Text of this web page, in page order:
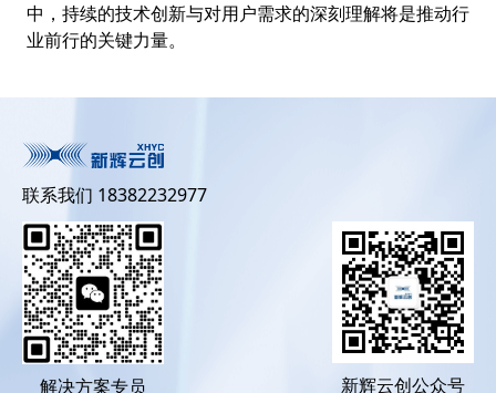
中，持续的技术创新与对用户需求的深刻理解将是推动行
业前行的关键力量。
联系我们 18382232977
解决方案专员
新辉云创公众号